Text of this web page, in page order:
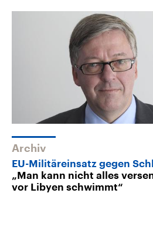
Archiv
EU-Militäreinsatz gegen
„Man kann nicht alles
vor Libyen schwimmt“